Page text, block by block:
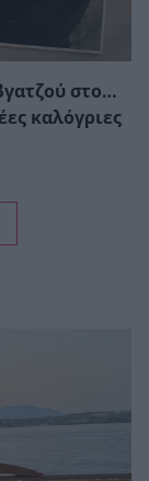
στο…
καλόγριες